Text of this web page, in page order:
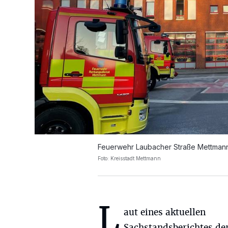
Feuerwehr Laubacher Straße
Foto: Kreisstadt Mettmann
aut eines aktuellen